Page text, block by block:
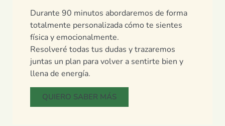
Durante 90 minutos abordaremos de forma
totalmente personalizada cómo te sientes
física y emocionalmente.
Resolveré todas tus dudas y trazaremos
juntas un plan para volver a sentirte bien y
llena de energía.
QUIERO SABER MÁS